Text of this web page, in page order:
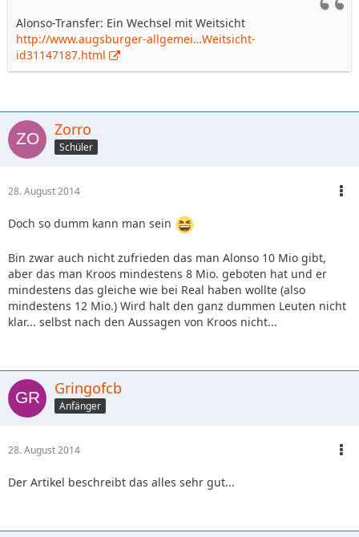
Alonso-Transfer: Ein Wechsel mit Weitsicht
http://www.augsburger-allgemei…Weitsicht-
id31147187.html
Zorro
Schüler
28. August 2014
Doch so dumm kann man sein
Bin zwar auch nicht zufrieden das man Alonso 10 Mio gibt,
aber das man Kroos mindestens 8 Mio. geboten hat und er
mindestens das gleiche wie bei Real haben wollte (also
mindestens 12 Mio.) Wird halt den ganz dummen Leuten nicht
klar... selbst nach den Aussagen von Kroos nicht...
Gringofcb
Anfänger
28. August 2014
Der Artikel beschreibt das alles sehr gut...